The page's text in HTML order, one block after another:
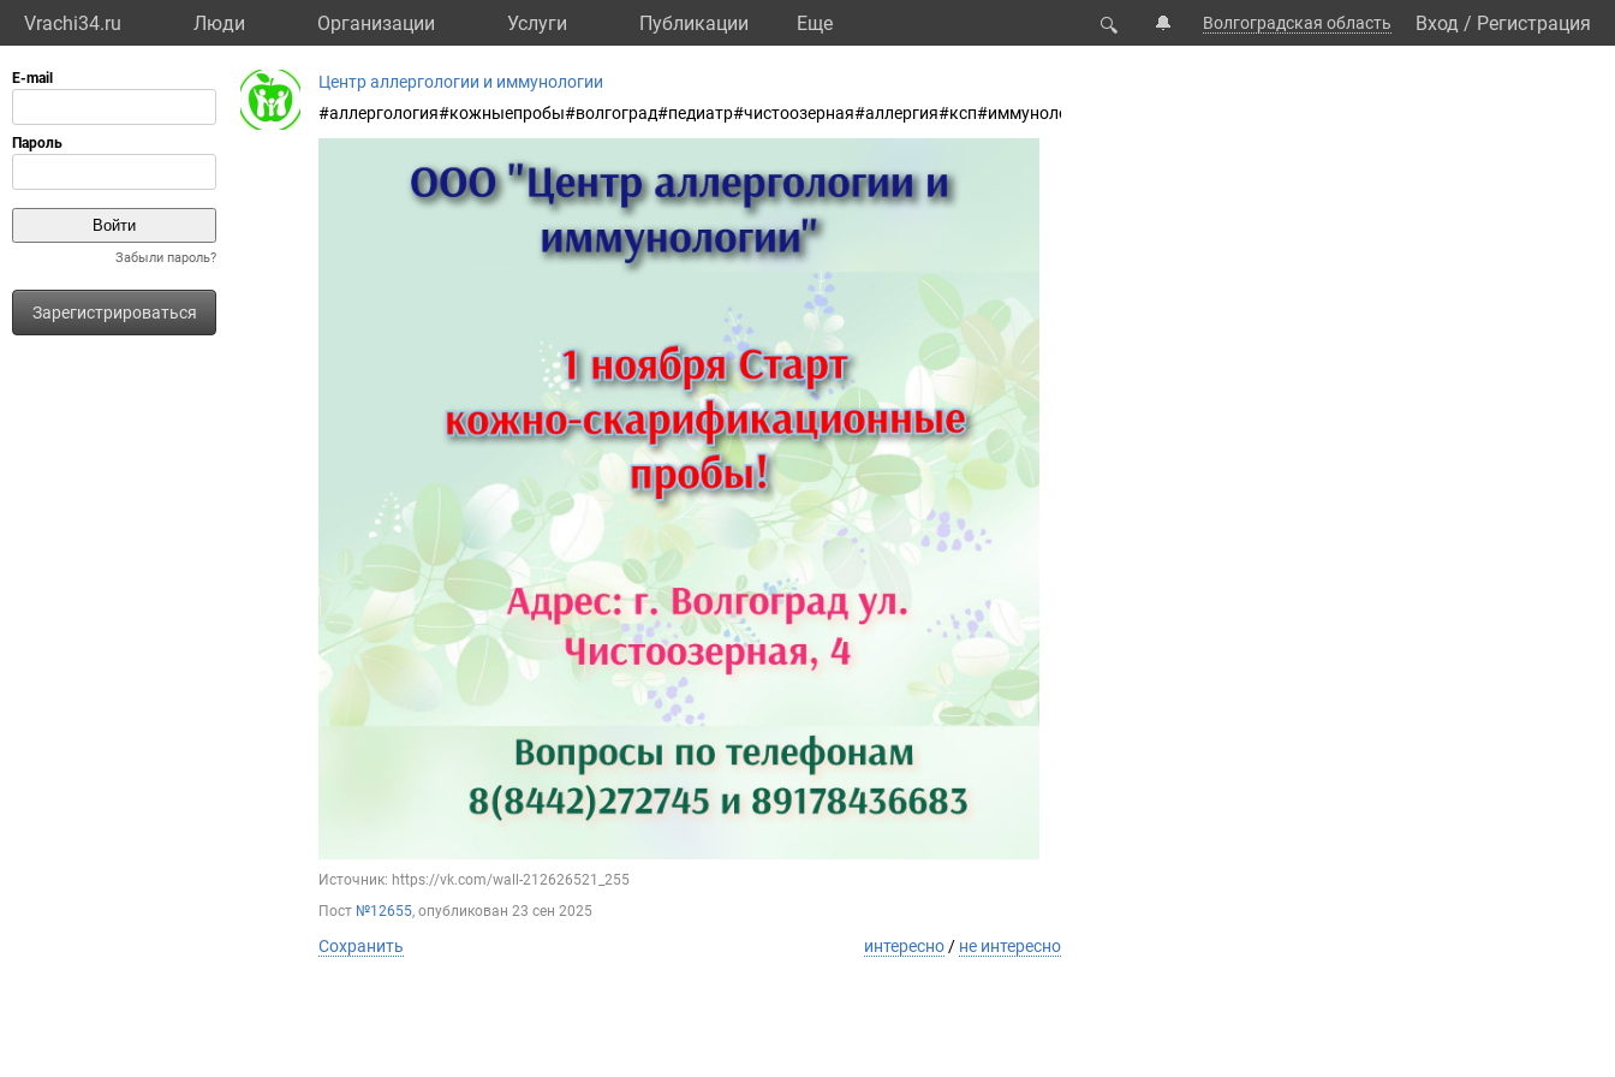
Vrachi34.ru Люди Организации Услуги Публикации Eще 🔍 🔔 Волгоградская область Вход / Регистрация
Забыли пароль?
Зарегистрироваться
Центр аллергологии и иммунологии
#аллергология#кожныепробы#волгоград#педиатр#чистоозерная#аллергия#ксп#иммунолог
Источник: https://vk.com/wall-212626521_255
Пост №12655, опубликован 23 сен 2025
Сохранить интересно / не интересно